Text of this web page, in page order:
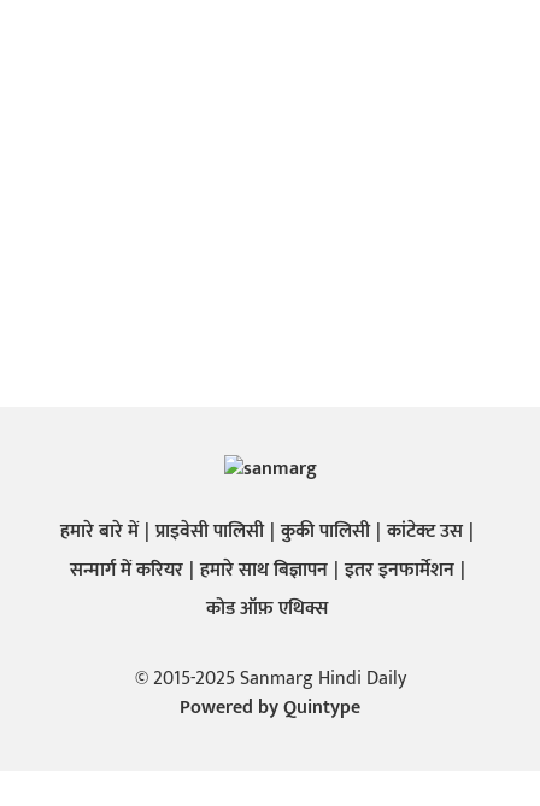
हमारे बारे में प्राइवेसी पालिसी कुकी पालिसी कांटेक्ट उस
सन्मार्ग में करियर हमारे साथ बिज्ञापन इतर इनफार्मेशन
कोड ऑफ़ एथिक्स
© 2015-2025 Sanmarg Hindi Daily
Powered byQuintype